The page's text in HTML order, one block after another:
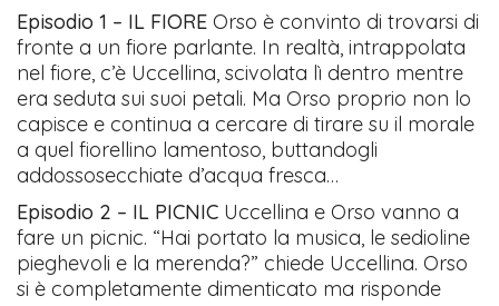
Episodio 1 – IL FIOREOrso è convinto di trovarsi di
fronte a un fiore parlante. In realtà, intrappolata
nel fiore, c’è Uccellina, scivolata lì dentro mentre
era seduta sui suoi petali. Ma Orso proprio non lo
capisce e continua a cercare di tirare su il morale
a quel fiorellino lamentoso, buttandogli
addossosecchiate d’acqua fresca…
Episodio 2 – IL PICNIC Uccellina e Orso vanno a
fare un picnic. “Hai portato la musica, le sedioline
pieghevoli e la merenda?” chiede Uccellina. Orso
si è completamente dimenticato ma risponde